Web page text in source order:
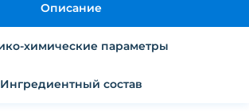
Описание
Физико-химические параметры
Ингредиентный состав